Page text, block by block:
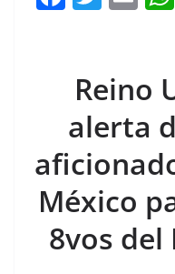
e
b
o
o
k
er l
Reino
alerta
México
8vos del